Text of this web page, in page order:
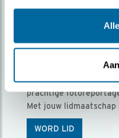
Ontvang 5 x
Vogels is het
prachtige
Met jouw lidmaatschap
WORD LID